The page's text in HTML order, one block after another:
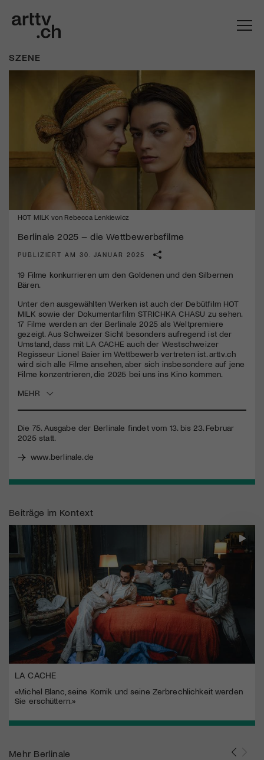
SZENE
HOT MILK von Rebecca Lenkiewicz
Berlinale 2025 – die Wettbewerbsfilme
PUBLIZIERT AM 30. JANUAR 2025
19 Filme konkurrieren um den Goldenen und den Silbernen
Bären.
Unter den ausgewählten Werken ist auch der Debütfilm HOT
MILK sowie der Dokumentarfilm STRICHKA CHASU zu sehen.
17 Filme werden an der Berlinale 2025 als Weltpremiere
gezeigt. Aus Schweizer Sicht besonders aufregend ist der
Umstand, dass mit LA CACHE auch der Westschweizer
Regisseur Lionel Baier im Wettbewerb vertreten ist. arttv.ch
wird sich alle Filme ansehen, aber sich insbesondere auf jene
Filme konzentrieren, die 2025 bei uns ins Kino kommen.
MEHR
Die 75. Ausgabe der Berlinale findet vom 13. bis 23. Februar
2025 statt.
www.berlinale.de
Beiträge im Kontext
LA CACHE
«Michel Blanc, seine Komik und seine Zerbrechlichkeit werden
Sie erschüttern.»
Mehr Berlinale
Mach mit: «Be Part of the Art»!
Kulturinstitution und unterstütze unsere Arbeit.
Mit deiner Mitgliedschaft erhältst du kostenlosen Zugang zu
Jetzt Mitglied werden